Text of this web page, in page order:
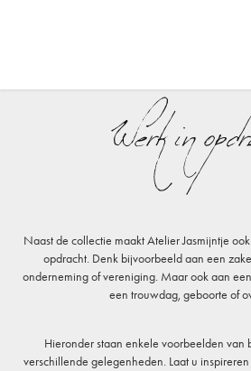
Werk in
Naast de collectie maakt Atelier Jasmijntje
opdracht. Denk bijvoorbeeld aan een
onderneming of vereniging. Maar ook aan
een trouwdag, geboorte of
Hieronder staan enkele voorbeelden van
verschillende gelegenheden. Laat u inspireren